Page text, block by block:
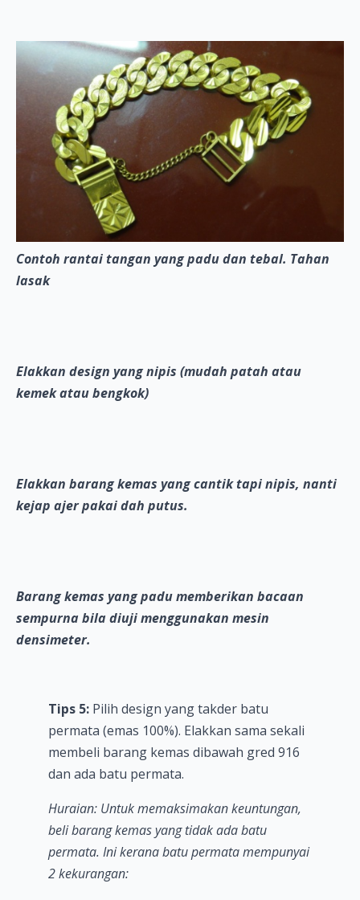
Contoh rantai tangan yang padu dan tebal. Tahan
lasak
Elakkan design yang nipis (mudah patah atau
kemek atau bengkok)
Elakkan barang kemas yang cantik tapi nipis, nanti
kejap ajer pakai dah putus.
Barang kemas yang padu memberikan bacaan
sempurna bila diuji menggunakan mesin
densimeter.
Tips 5: Pilih design yang takder batu
permata (emas 100%). Elakkan sama sekali
membeli barang kemas dibawah gred 916
dan ada batu permata.
Huraian: Untuk memaksimakan keuntungan,
beli barang kemas yang tidak ada batu
permata. Ini kerana batu permata mempunyai
2 kekurangan: